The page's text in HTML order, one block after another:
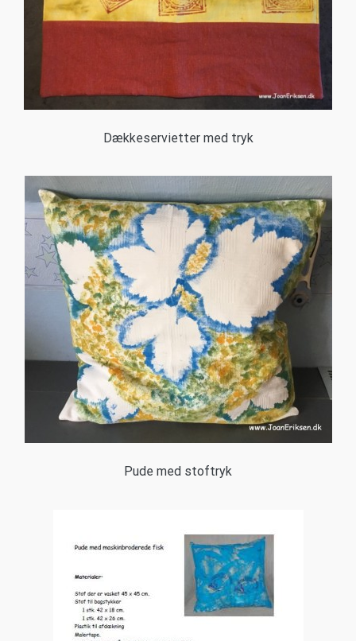
Dækkeservietter med tryk
Pude med stoftryk